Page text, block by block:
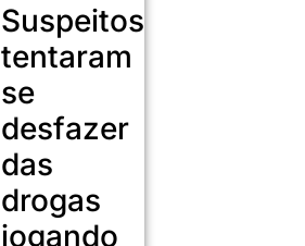
Suspeitos
tentaram
se
desfazer
das
drogas
jogando